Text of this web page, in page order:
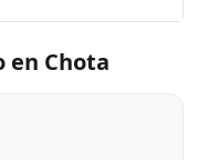
en Chota